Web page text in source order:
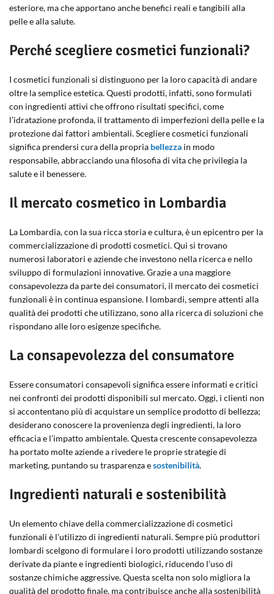
esteriore, ma che apportano anche benefici reali e tangibili alla
pelle e alla salute.
Perché scegliere cosmetici funzionali?
I cosmetici funzionali si distinguono per la loro capacità di andare
oltre la semplice estetica. Questi prodotti, infatti, sono formulati
con ingredienti attivi che offrono risultati specifici, come
l’idratazione profonda, il trattamento di imperfezioni della pelle e la
protezione dai fattori ambientali. Scegliere cosmetici funzionali
significa prendersi cura della propria bellezza in modo
responsabile, abbracciando una filosofia di vita che privilegia la
salute e il benessere.
Il mercato cosmetico in Lombardia
La Lombardia, con la sua ricca storia e cultura, è un epicentro per la
commercializzazione di prodotti cosmetici. Qui si trovano
numerosi laboratori e aziende che investono nella ricerca e nello
sviluppo di formulazioni innovative. Grazie a una maggiore
consapevolezza da parte dei consumatori, il mercato dei cosmetici
funzionali è in continua espansione. I lombardi, sempre attenti alla
qualità dei prodotti che utilizzano, sono alla ricerca di soluzioni che
rispondano alle loro esigenze specifiche.
La consapevolezza del consumatore
Essere consumatori consapevoli significa essere informati e critici
nei confronti dei prodotti disponibili sul mercato. Oggi, i clienti non
si accontentano più di acquistare un semplice prodotto di bellezza;
desiderano conoscere la provenienza degli ingredienti, la loro
efficacia e l’impatto ambientale. Questa crescente consapevolezza
ha portato molte aziende a rivedere le proprie strategie di
marketing, puntando su trasparenza esostenibilità.
Ingredienti naturali e sostenibilità
Un elemento chiave della commercializzazione di cosmetici
funzionali è l’utilizzo di ingredienti naturali. Sempre più produttori
lombardi scelgono di formulare i loro prodotti utilizzando sostanze
derivate da piante e ingredienti biologici, riducendo l’uso di
sostanze chimiche aggressive. Questa scelta non solo migliora la
qualità del prodotto finale, ma contribuisce anche alla sostenibilità